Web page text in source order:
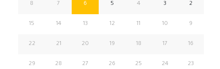
2
3
4
5
6
7
8
9
10
11
12
13
14
15
16
17
18
19
20
21
22
23
24
25
26
27
28
29